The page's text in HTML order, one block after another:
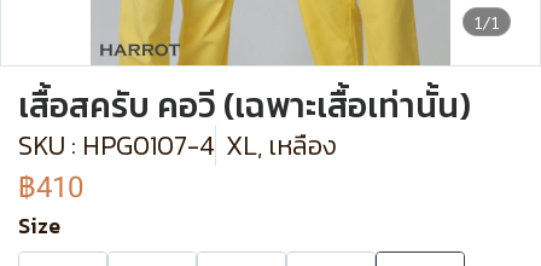
1/1
เสื้อสครับ คอวี (เฉพาะเสื้อเท่านั้น)
SKU : HPG0107-4 XL, เหลือง
฿410
Size